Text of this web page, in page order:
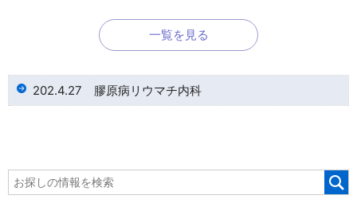
一覧を見る
202.4.27 膠原病リウマチ内科